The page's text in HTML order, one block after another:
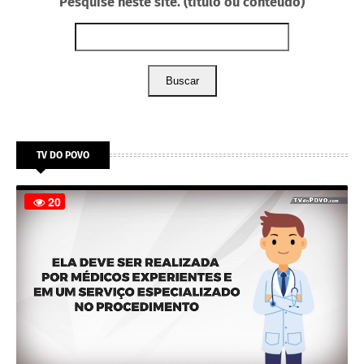
Buscar
TV DO POVO